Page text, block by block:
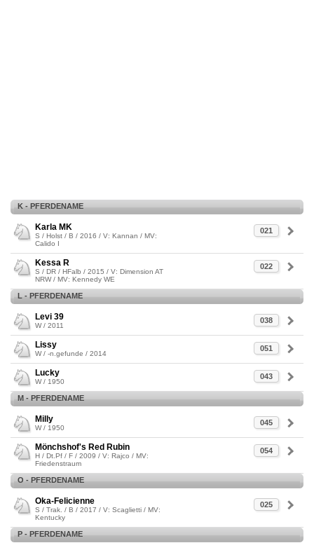
K - PFERDENAME
021
Karla MK
S / Holst / B / 2016 / V: Kannan / MV:
Calido I
022
Kessa R
S / DR / HFalb / 2015 / V: Dimension AT
NRW / MV: Kennedy WE
L - PFERDENAME
038
Levi 39
W / 2011
051
Lissy
W / -n.gefunde / 2014
043
Lucky
W / 1950
M - PFERDENAME
045
Milly
W / 1950
054
Mönchshof's Red Rubin
H / Dt.Pf / F / 2009 / V: Rajco / MV:
Friedenstraum
O - PFERDENAME
025
Oka-Felicienne
S / Trak. / B / 2017 / V: Scaglietti / MV:
Kentucky
P - PFERDENAME